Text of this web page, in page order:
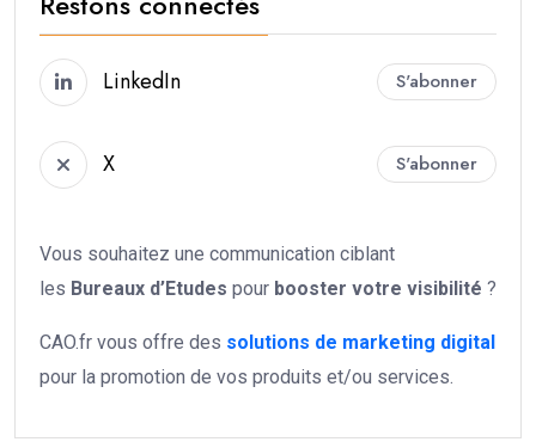
LinkedIn S'abonner
X S'abonner
Vous souhaitez une communication ciblant
les Bureaux d’Etudes pour booster votre visibilité ?
CAO.fr vous offre des solutions de marketing digital
pour la promotion de vos produits et/ou services.